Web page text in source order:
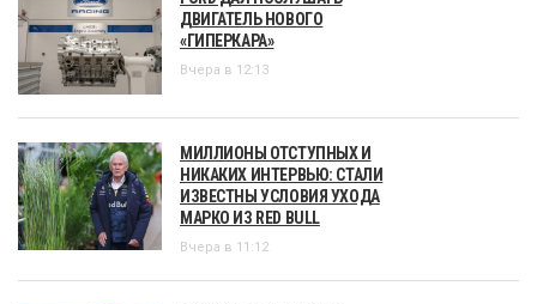
ДВИГАТЕЛЬ НОВОГО
«ГИПЕРКАРА»
Вчера в 12:13
МИЛЛИОНЫ ОТСТУПНЫХ И
НИКАКИХ ИНТЕРВЬЮ: СТАЛИ
ИЗВЕСТНЫ УСЛОВИЯ УХОДА
МАРКО ИЗ RED BULL
Вчера в 11:12